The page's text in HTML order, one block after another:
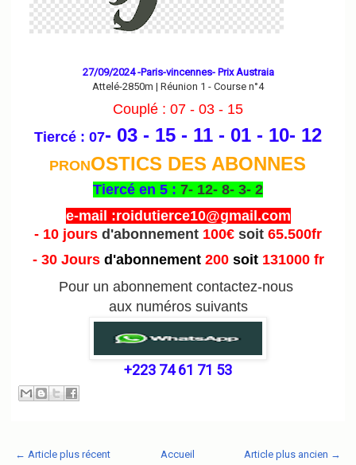
27/09/2024 -Paris-vincennes- Prix Austraia
Attelé-2850m | Réunion 1 - Course n°4
Couplé : 07 - 03 - 15
Tiercé : 07- 03 - 15 - 11 - 01 - 10- 12
PRONOSTICS DES ABONNES
Tiercé en 5 : 7- 12- 8- 3- 2
e-mail :roidutierce10@gmail.com
- 10 jours d'abonnement 100€ soit 65.500fr
- 30 Jours d'abonnement200 soit131000 fr
Pour un abonnement contactez-nous
aux numéros suivants
+223 74 61 71 53
← Article plus récent Article plus ancien →
Accueil